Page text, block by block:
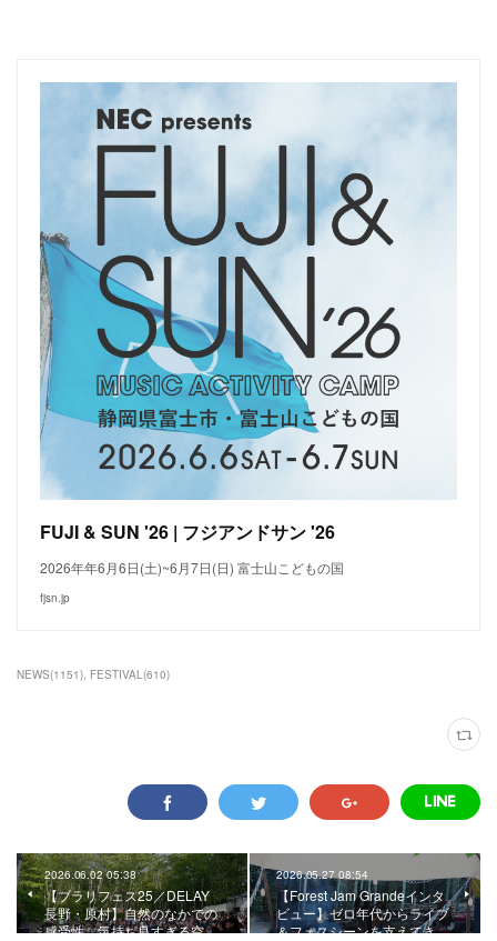
FUJI & SUN '26 | フジアンドサン '26
2026年年6月6日(土)~6月7日(日) 富士山こどもの国
fjsn.jp
NEWS(1151) FESTIVAL(610)
2026.06.02 05:38
【ブラリフェス25／DELAY
長野・原村】自然のなかでの
感受性。気持ち良すぎる空…
2026.05.27 08:54
【Forest Jam Grandeインタ
ビュー】ゼロ年代からライブ
＆フェスシーンを支えてき…